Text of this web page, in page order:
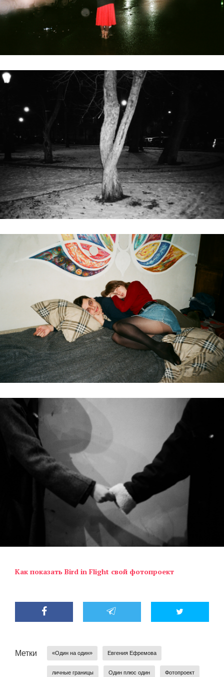
Как показать Bird in Flight свой фотопроект
Метки «Один на один» Евгения Ефремова
личные границы Один плюс один Фотопроект